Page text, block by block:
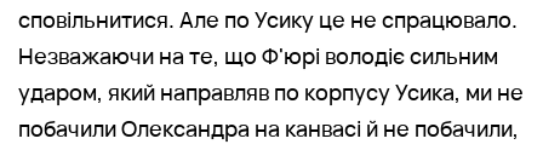
сповільнитися. Але по Усику це не спрацювало.
Незважаючи на те, що Ф'юрі володіє сильним
ударом, який направляв по корпусу Усика, ми не
побачили Олександра на канвасі й не побачили,